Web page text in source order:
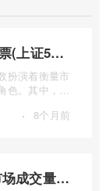
上证50指数包括哪些股票(上证50指数包含哪些股票)
扮演着衡量市
。其中，上
· 8个月前
期货市场成交量(期货市场成交量萎缩)